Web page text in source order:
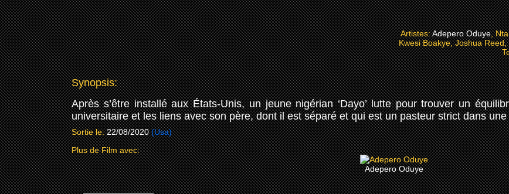
Artistes:Adepero Oduye,
Kwesi Boakye, Joshua
Synopsis:
Après s’être installé aux États-Unis, un jeune nigérian ‘Dayo’ lutte pour trouver un
universitaire et les liens avec son père, dont il est séparé et qui est un pasteur strict dans
Sortie le: 22/08/2020 (Usa)
Plus de Film avec:
Adepero Oduye